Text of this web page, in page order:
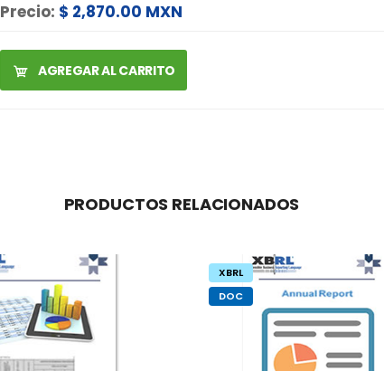
Precio: $ 2,870.00 MXN
AGREGAR AL CARRITO
PRODUCTOS RELACIONADOS
XBRL
DOC